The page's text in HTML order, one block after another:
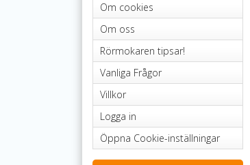
Om cookies
Om oss
Rörmokaren tipsar!
Vanliga Frågor
Villkor
Logga in
Öppna Cookie-inställningar